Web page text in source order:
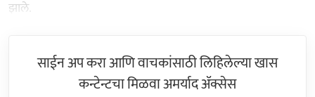
झाले.
साईन अप करा आणि वाचकांसाठी लिहिलेल्या खास
कन्टेन्टचा मिळवा अमर्याद ॲक्सेस